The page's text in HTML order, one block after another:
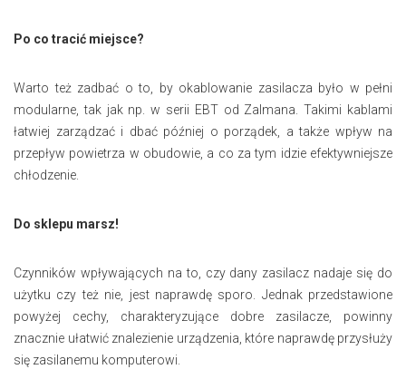
Po co tracić miejsce?
Warto też zadbać o to, by okablowanie zasilacza było w pełni
modularne, tak jak np. w serii EBT od Zalmana. Takimi kablami
łatwiej zarządzać i dbać później o porządek, a także wpływ na
przepływ powietrza w obudowie, a co za tym idzie efektywniejsze
chłodzenie.
Do sklepu marsz!
Czynników wpływających na to, czy dany zasilacz nadaje się do
użytku czy też nie, jest naprawdę sporo. Jednak przedstawione
powyżej cechy, charakteryzujące dobre zasilacze, powinny
znacznie ułatwić znalezienie urządzenia, które naprawdę przysłuży
się zasilanemu komputerowi.